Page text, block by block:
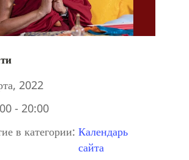
2022
- 20:00
в категории: Календарь
сайта